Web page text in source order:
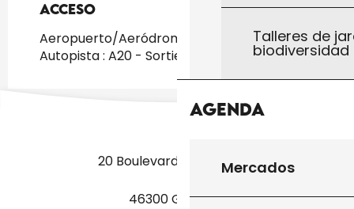
Talleres de
biodiversidad
Agenda
Mercados
Acceso
Acceso
Aeropuerto/Aeródromo : Limoges a 162km
Autopista : A20 - Sortie 55 ou 56
20 Boulevard des Martyrs
46300 Gourdon